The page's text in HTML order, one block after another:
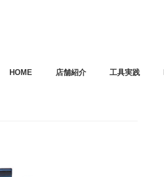
HOME 店舗紹介 工具実践